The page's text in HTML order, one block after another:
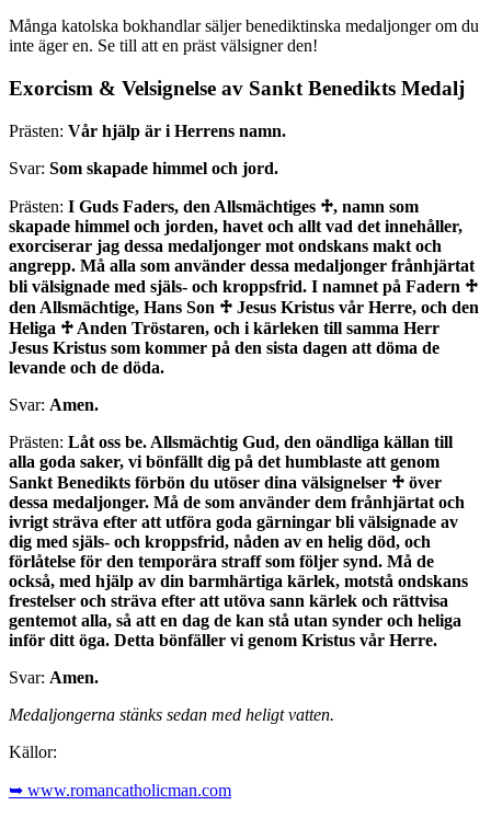
Många katolska bokhandlar säljer benediktinska medaljonger om du
inte äger en. Se till att en präst välsigner den!
Exorcism & Velsignelse av Sankt Benedikts Medalj
Prästen: Vår hjälp är i Herrens namn.
Svar: Som skapade himmel och jord.
Prästen: I Guds Faders, den Allsmächtiges ♱, namn som
skapade himmel och jorden, havet och allt vad det innehåller,
exorciserar jag dessa medaljonger mot ondskans makt och
angrepp. Må alla som använder dessa medaljonger frånhjärtat
bli välsignade med själs- och kroppsfrid. I namnet på Fadern ♱
den Allsmächtige, Hans Son ♱ Jesus Kristus vår Herre, och den
Heliga ♱ Anden Tröstaren, och i kärleken till samma Herr
Jesus Kristus som kommer på den sista dagen att döma de
levande och de döda.
Svar: Amen.
Prästen: Låt oss be. Allsmächtig Gud, den oändliga källan till
alla goda saker, vi bönfällt dig på det humblaste att genom
Sankt Benedikts förbön du utöser dina välsignelser ♱ över
dessa medaljonger. Må de som använder dem frånhjärtat och
ivrigt sträva efter att utföra goda gärningar bli välsignade av
dig med själs- och kroppsfrid, nåden av en helig död, och
förlåtelse för den temporära straff som följer synd. Må de
också, med hjälp av din barmhärtiga kärlek, motstå ondskans
frestelser och sträva efter att utöva sann kärlek och rättvisa
gentemot alla, så att en dag de kan stå utan synder och heliga
inför ditt öga. Detta bönfäller vi genom Kristus vår Herre.
Svar: Amen.
Medaljongerna stänks sedan med heligt vatten.
Källor:
➥ www.romancatholicman.com